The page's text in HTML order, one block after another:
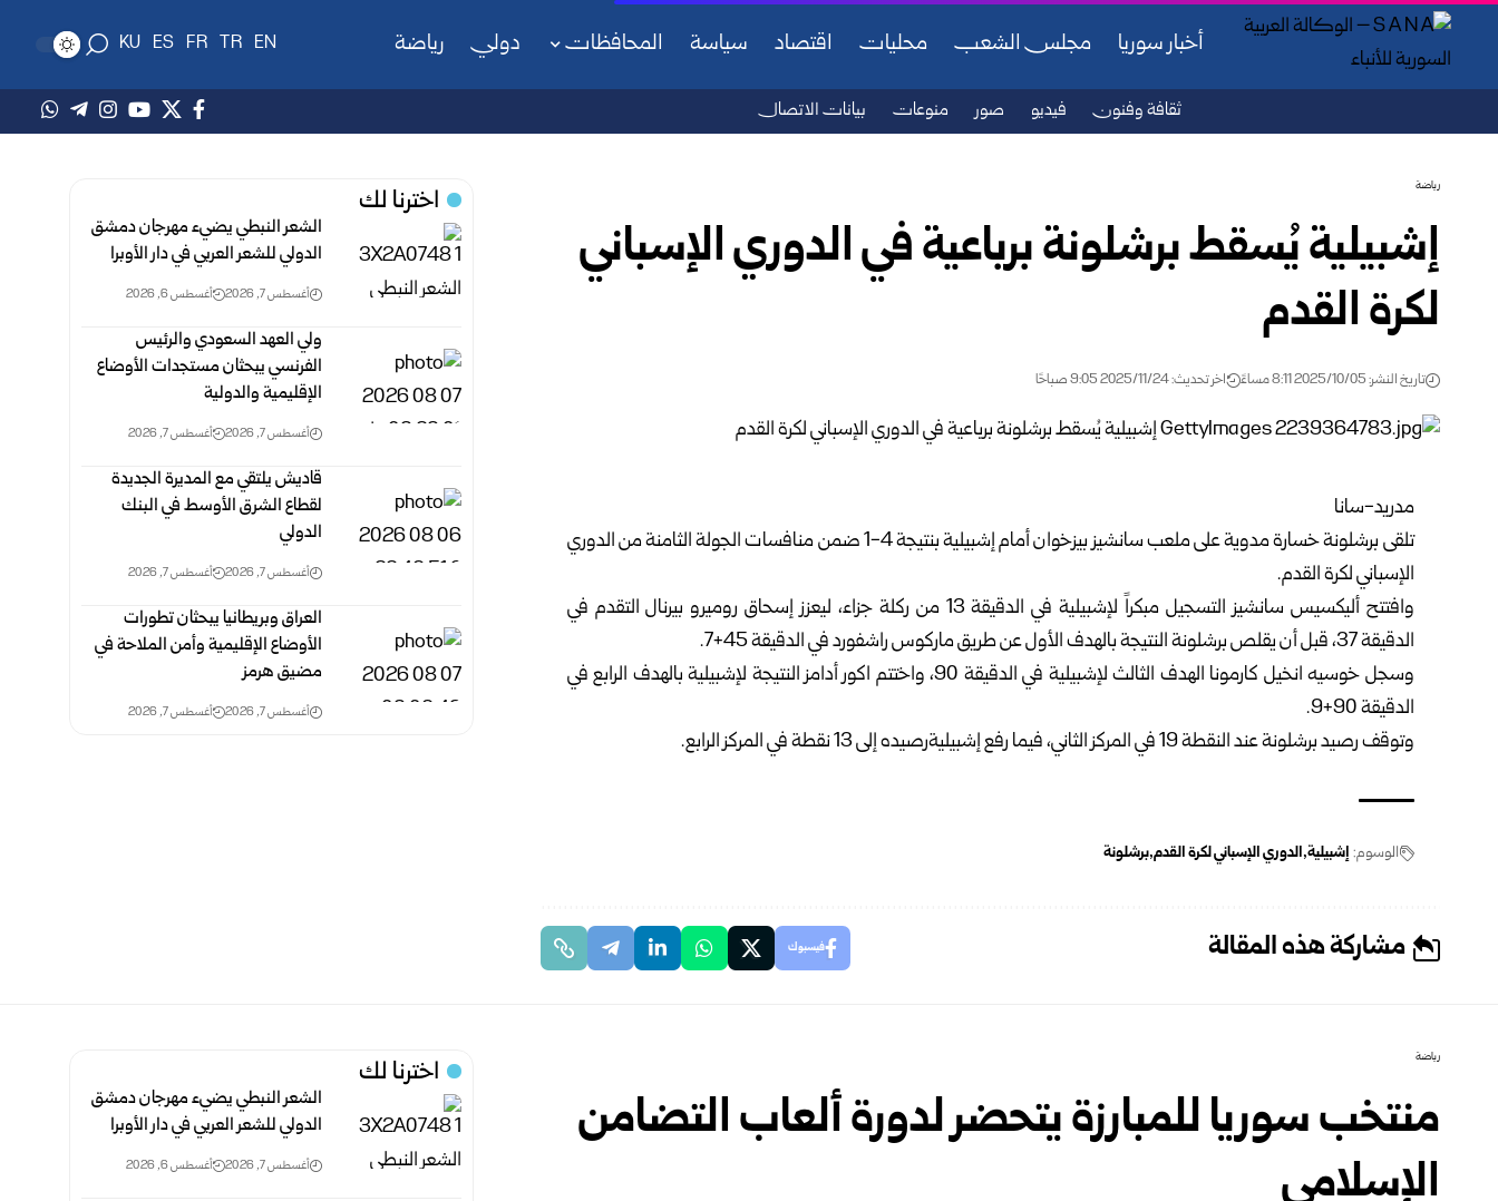
أخبار سوريا مجلس الشعب محليات اقتصاد سياسة المحافظات دولي رياضة EN
TR
FR
ES
KU
ثقافة وفنون فيديو صور منوعات بيانات الاتصال
رياضة
إشبيلية يُسقط برشلونة برباعية في الدوري الإسباني
لكرة القدم
تاريخ النشر: 2025/10/05 8:11 مساءً اخر تحديث: 2025/11/24 9:05 صباحًا
مدريد-سانا
تلقى برشلونة خسارة مدوية على ملعب سانشيز بيزخوان أمام إشبيلية بنتيجة 4-1 ضمن منافسات الجولة الثامنة من الدوري
الإسباني لكرة القدم.
وافتتح أليكسيس سانشيز التسجيل مبكراً لإشبيلية في الدقيقة 13 من ركلة جزاء، ليعزز إسحاق روميرو بيرنال التقدم في
الدقيقة 37، قبل أن يقلص برشلونة النتيجة بالهدف الأول عن طريق ماركوس راشفورد في الدقيقة 45+7.
وسجل خوسيه انخيل كارمونا الهدف الثالث لإشبيلية في الدقيقة 90، واختتم اكور أدامز النتيجة لإشبيلية بالهدف الرابع في
الدقيقة 90+9.
وتوقف رصيد برشلونة عند النقطة 19 في المركز الثاني، فيما رفع إشبيليةرصيده إلى 13 نقطة في المركز الرابع.
الوسوم: إشبيلية الدوري الإسباني لكرة القدم برشلونة
مشاركة هذه المقالة فيسبوك
اخترنا لك
الشعر النبطي يضيء مهرجان دمشق
الدولي للشعر العربي في دار الأوبرا
أغسطس 7, 2026 أغسطس 6, 2026
ولي العهد السعودي والرئيس
الفرنسي يبحثان مستجدات الأوضاع
الإقليمية والدولية
أغسطس 7, 2026 أغسطس 7, 2026
قاديش يلتقي مع المديرة الجديدة
لقطاع الشرق الأوسط في البنك
الدولي
أغسطس 7, 2026 أغسطس 7, 2026
العراق وبريطانيا يبحثان تطورات
الأوضاع الإقليمية وأمن الملاحة في
مضيق هرمز
أغسطس 7, 2026 أغسطس 7, 2026
رياضة
منتخب سوريا للمبارزة يتحضر لدورة ألعاب التضامن
الإسلامي
اخترنا لك
الشعر النبطي يضيء مهرجان دمشق
الدولي للشعر العربي في دار الأوبرا
أغسطس 7, 2026 أغسطس 6, 2026